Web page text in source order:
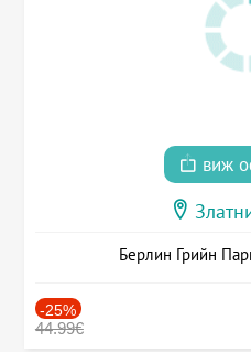
виж
Берлин Грийн
-25%
44.99€